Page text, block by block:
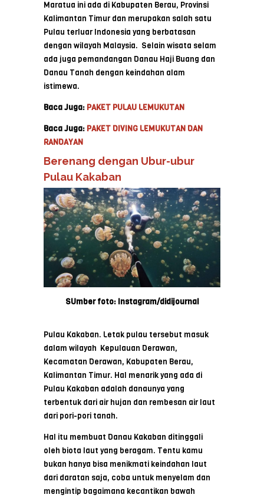
Maratua ini ada di Kabupaten Berau, Provinsi
Kalimantan Timur dan merupakan salah satu
Pulau terluar Indonesia yang berbatasan
dengan wilayah Malaysia. Selain wisata selam
ada juga pemandangan Danau Haji Buang dan
Danau Tanah dengan keindahan alam
istimewa.
Baca Juga: PAKET PULAU LEMUKUTAN
Baca Juga: PAKET DIVING LEMUKUTAN DAN
RANDAYAN
Berenang dengan Ubur-ubur
Pulau Kakaban
SUmber foto: Instagram/didijournal
Pulau Kakaban. Letak pulau tersebut masuk
dalam wilayah Kepulauan Derawan,
Kecamatan Derawan, Kabupaten Berau,
Kalimantan Timur. Hal menarik yang ada di
Pulau Kakaban adalah danaunya yang
terbentuk dari air hujan dan rembesan air laut
dari pori-pori tanah.
Hal itu membuat Danau Kakaban ditinggali
oleh biota laut yang beragam. Tentu kamu
bukan hanya bisa menikmati keindahan laut
dari daratan saja, coba untuk menyelam dan
mengintip bagaimana kecantikan bawah